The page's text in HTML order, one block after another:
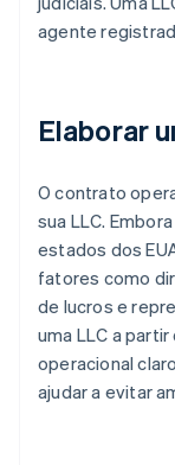
agente
Elaborar
O contrato
sua LLC.
estados dos
fatores como
de lucros e
uma LLC a
operacional
ajudar a evitar